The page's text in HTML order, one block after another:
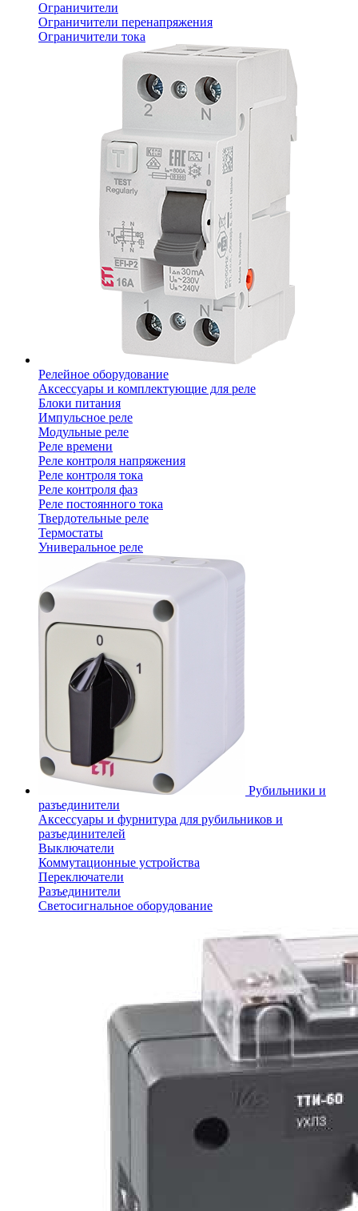
Ограничители
Ограничители перенапряжения
Ограничители тока
Релейное оборудование
Аксессуары и комплектующие для реле
Блоки питания
Импульсное реле
Модульные реле
Реле времени
Реле контроля напряжения
Реле контроля тока
Реле контроля фаз
Реле постоянного тока
Твердотельные реле
Термостаты
Универальное реле
Рубильники и
разъединители
Аксессуары и фурнитура для рубильников и
разъединителей
Выключатели
Коммутационные устройства
Переключатели
Разъединители
Светосигнальное оборудование